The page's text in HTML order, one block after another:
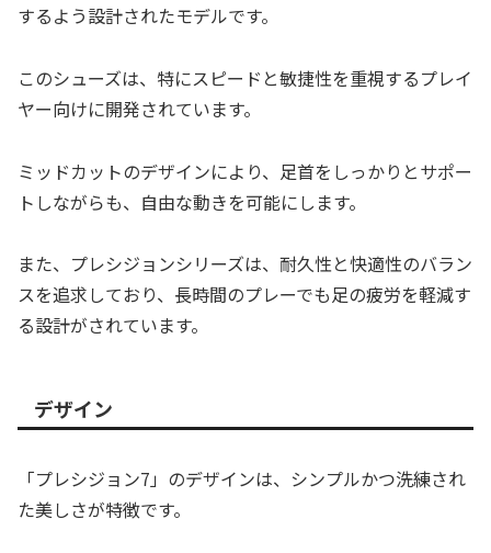
するよう設計されたモデルです。
このシューズは、特にスピードと敏捷性を重視するプレイ
ヤー向けに開発されています。
ミッドカットのデザインにより、足首をしっかりとサポー
トしながらも、自由な動きを可能にします。
また、プレシジョンシリーズは、耐久性と快適性のバラン
スを追求しており、長時間のプレーでも足の疲労を軽減す
る設計がされています。
デザイン
「プレシジョン7」のデザインは、シンプルかつ洗練され
た美しさが特徴です。